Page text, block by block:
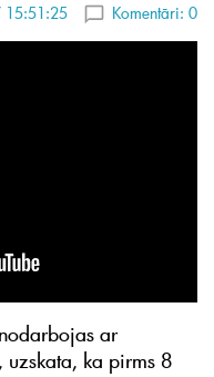
15:51:25 Komentāri: 0
ar
uzskata, ka pirms 8